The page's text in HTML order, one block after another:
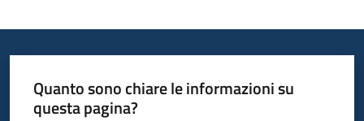
Quanto sono chiare le informazioni su
questa pagina?